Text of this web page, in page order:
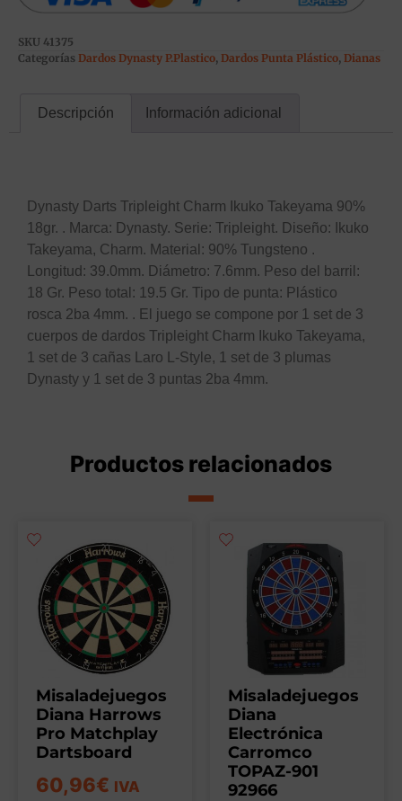
SKU 41375
Categorías Dardos Dynasty P.Plastico, Dardos Punta Plástico, Dianas
Descripción Información adicional
Dynasty Darts Tripleight Charm Ikuko Takeyama 90%
18gr. . Marca: Dynasty. Serie: Tripleight. Diseño: Ikuko
Takeyama, Charm. Material: 90% Tungsteno .
Longitud: 39.0mm. Diámetro: 7.6mm. Peso del barril:
18 Gr. Peso total: 19.5 Gr. Tipo de punta: Plástico
rosca 2ba 4mm. . El juego se compone por 1 set de 3
cuerpos de dardos Tripleight Charm Ikuko Takeyama,
1 set de 3 cañas Laro L-Style, 1 set de 3 plumas
Dynasty y 1 set de 3 puntas 2ba 4mm.
Productos relacionados
Misaladejuegos
Diana Harrows
Pro Matchplay
Dartsboard
60,96€ IVA
Misaladejuegos
Diana
Electrónica
Carromco
TOPAZ-901
92966